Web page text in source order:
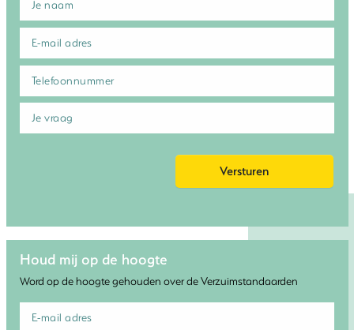
Houd mij op de hoogte
Word op de hoogte gehouden over de Verzuimstandaarden